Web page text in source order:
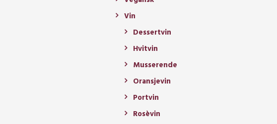
Vin
Dessertvin
Hvitvin
Musserende
Oransjevin
Portvin
Rosèvin